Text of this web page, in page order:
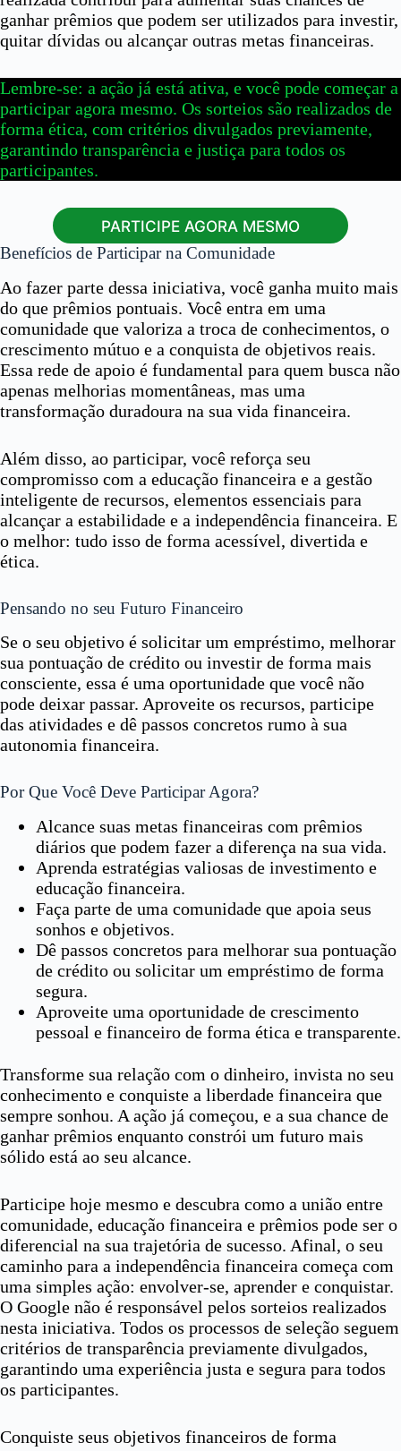
ganhar prêmios que podem ser utilizados para investir,
quitar dívidas ou alcançar outras metas financeiras.
Lembre-se: a ação já está ativa, e você pode começar a
participar agora mesmo. Os sorteios são realizados de
forma ética, com critérios divulgados previamente,
garantindo transparência e justiça para todos os
participantes.
PARTICIPE AGORA MESMO
Benefícios de Participar na Comunidade
Ao fazer parte dessa iniciativa, você ganha muito mais
do que prêmios pontuais. Você entra em uma
comunidade que valoriza a troca de conhecimentos, o
crescimento mútuo e a conquista de objetivos reais.
Essa rede de apoio é fundamental para quem busca não
apenas melhorias momentâneas, mas uma
transformação duradoura na sua vida financeira.
Além disso, ao participar, você reforça seu
compromisso com a educação financeira e a gestão
inteligente de recursos, elementos essenciais para
alcançar a estabilidade e a independência financeira. E
o melhor: tudo isso de forma acessível, divertida e
ética.
Pensando no seu Futuro Financeiro
Se o seu objetivo é solicitar um empréstimo, melhorar
sua pontuação de crédito ou investir de forma mais
consciente, essa é uma oportunidade que você não
pode deixar passar. Aproveite os recursos, participe
das atividades e dê passos concretos rumo à sua
autonomia financeira.
Por Que Você Deve Participar Agora?
Alcance suas metas financeiras com prêmios
diários que podem fazer a diferença na sua vida.
Aprenda estratégias valiosas de investimento e
educação financeira.
Faça parte de uma comunidade que apoia seus
sonhos e objetivos.
Dê passos concretos para melhorar sua pontuação
de crédito ou solicitar um empréstimo de forma
segura.
Aproveite uma oportunidade de crescimento
pessoal e financeiro de forma ética e transparente.
Transforme sua relação com o dinheiro, invista no seu
conhecimento e conquiste a liberdade financeira que
sempre sonhou. A ação já começou, e a sua chance de
ganhar prêmios enquanto constrói um futuro mais
sólido está ao seu alcance.
Participe hoje mesmo e descubra como a união entre
comunidade, educação financeira e prêmios pode ser o
diferencial na sua trajetória de sucesso. Afinal, o seu
caminho para a independência financeira começa com
uma simples ação: envolver-se, aprender e conquistar.
O Google não é responsável pelos sorteios realizados
nesta iniciativa. Todos os processos de seleção seguem
critérios de transparência previamente divulgados,
garantindo uma experiência justa e segura para todos
os participantes.
Conquiste seus objetivos financeiros de forma